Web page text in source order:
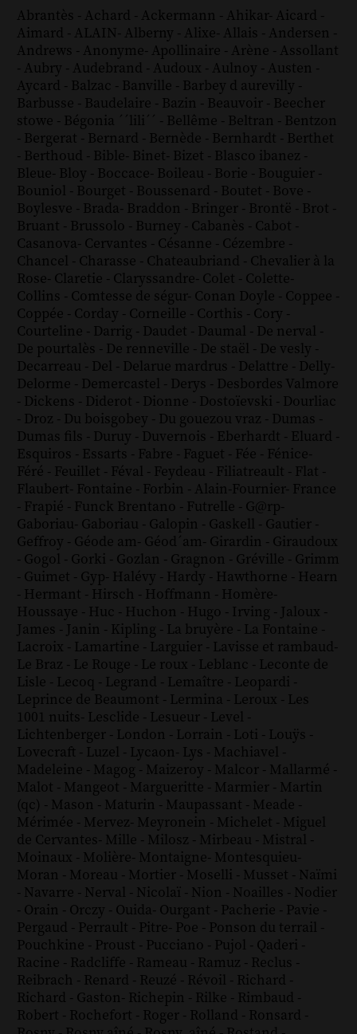
Abrantès - Achard - Ackermann - Ahikar- Aicard -
Aimard - ALAIN- Alberny - Alixe- Allais - Andersen -
Andrews - Anonyme- Apollinaire - Arène - Assollant
- Aubry - Audebrand - Audoux - Aulnoy - Austen -
Aycard - Balzac - Banville - Barbey d aurevilly -
Barbusse - Baudelaire - Bazin - Beauvoir - Beecher
stowe - Bégonia ´´lili´´ - Bellême - Beltran - Bentzon
- Bergerat - Bernard - Bernède - Bernhardt - Berthet
- Berthoud - Bible- Binet- Bizet - Blasco ibanez -
Bleue- Bloy - Boccace- Boileau - Borie - Bouguier -
Bouniol - Bourget - Boussenard - Boutet - Bove -
Boylesve - Brada- Braddon - Bringer - Brontë - Brot -
Bruant - Brussolo - Burney - Cabanès - Cabot -
Casanova- Cervantes - Césanne - Cézembre -
Chancel - Charasse - Chateaubriand - Chevalier à la
Rose- Claretie - Claryssandre- Colet - Colette-
Collins - Comtesse de ségur- Conan Doyle - Coppee -
Coppée - Corday - Corneille - Corthis - Cory -
Courteline - Darrig - Daudet - Daumal - De nerval -
De pourtalès - De renneville - De staël - De vesly -
Decarreau - Del - Delarue mardrus - Delattre - Delly-
Delorme - Demercastel - Derys - Desbordes Valmore
- Dickens - Diderot - Dionne - Dostoïevski - Dourliac
- Droz - Du boisgobey - Du gouezou vraz - Dumas -
Dumas fils - Duruy - Duvernois - Eberhardt - Eluard -
Esquiros - Essarts - Fabre - Faguet - Fée - Fénice-
Féré - Feuillet - Féval - Feydeau - Filiatreault - Flat -
Flaubert- Fontaine - Forbin - Alain-Fournier- France
- Frapié - Funck Brentano - Futrelle - G@rp-
Gaboriau- Gaboriau - Galopin - Gaskell - Gautier -
Geffroy - Géode am- Géod´am- Girardin - Giraudoux
- Gogol - Gorki - Gozlan - Gragnon - Gréville - Grimm
- Guimet - Gyp- Halévy - Hardy - Hawthorne - Hearn
- Hermant - Hirsch - Hoffmann - Homère-
Houssaye - Huc - Huchon - Hugo - Irving - Jaloux -
James - Janin - Kipling - La bruyère - La Fontaine -
Lacroix - Lamartine - Larguier - Lavisse et rambaud-
Le Braz - Le Rouge - Le roux - Leblanc - Leconte de
Lisle - Lecoq - Legrand - Lemaître - Leopardi -
Leprince de Beaumont - Lermina - Leroux - Les
1001 nuits- Lesclide - Lesueur - Level -
Lichtenberger - London - Lorrain - Loti - Louÿs -
Lovecraft - Luzel - Lycaon- Lys - Machiavel -
Madeleine - Magog - Maizeroy - Malcor - Mallarmé -
Malot - Mangeot - Margueritte - Marmier - Martin
(qc) - Mason - Maturin - Maupassant - Meade -
Mérimée - Mervez- Meyronein - Michelet - Miguel
de Cervantes- Mille - Milosz - Mirbeau - Mistral -
Moinaux - Molière- Montaigne- Montesquieu-
Moran - Moreau - Mortier - Moselli - Musset - Naïmi
- Navarre - Nerval - Nicolaï - Nion - Noailles - Nodier
- Orain - Orczy - Ouida- Ourgant - Pacherie - Pavie -
Pergaud - Perrault - Pitre- Poe - Ponson du terrail -
Pouchkine - Proust - Pucciano - Pujol - Qaderi -
Racine - Radcliffe - Rameau - Ramuz - Reclus -
Reibrach - Renard - Reuzé - Révoil - Richard -
Richard - Gaston- Richepin - Rilke - Rimbaud -
Robert - Rochefort - Roger - Rolland - Ronsard -